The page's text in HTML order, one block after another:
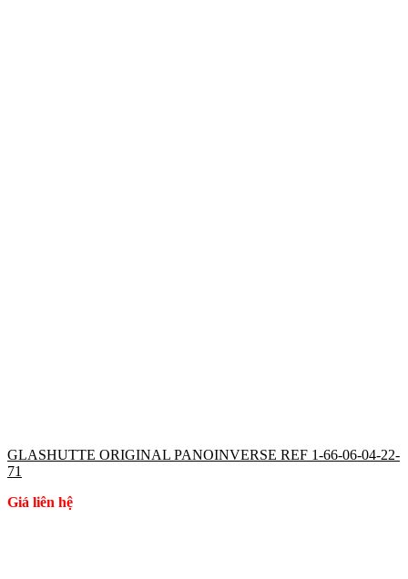
GLASHUTTE ORIGINAL PANOINVERSE REF 1-66-06-04-22-
71
Giá liên hệ